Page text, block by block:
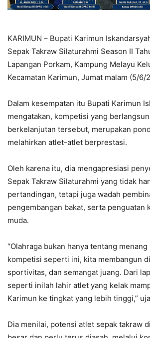
KARIMUN – Bupati Karimun
Sepak Takraw Silaturahmi Season II
Lapangan Porkam, Kampung Melayu
Kecamatan Karimun, Jumat malam (5/6/
Dalam kesempatan itu Bupati Karimun
mengatakan, kompetisi yang
berkelanjutan tersebut, merupakan
melahirkan atlet-atlet berprestasi.
Oleh karena itu, dia mengapresiasi
Sepak Takraw Silaturahmi yang tidak
pertandingan, tetapi juga wadah
pengembangan bakat, serta penguatan
muda.
“Olahraga bukan hanya tentang
kompetisi seperti ini, kita membangun
sportivitas, dan semangat juang. Dari
seperti inilah lahir atlet yang kelak
Karimun ke tingkat yang lebih tinggi,”
Dia menilai, potensi atlet sepak takraw